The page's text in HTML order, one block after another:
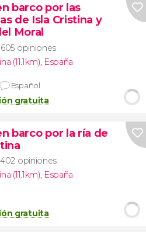
barco por las
de Isla Cristina y
Moral
605 opiniones
(11.1km), España
Español
gratuita
barco por la ría de
402 opiniones
(11.1km), España
gratuita